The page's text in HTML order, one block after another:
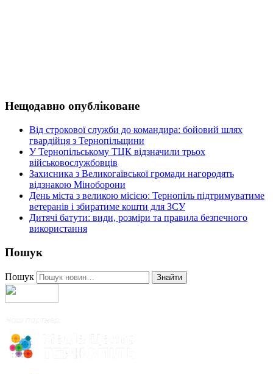
Нещодавно опубліковане
Від строкової служби до командира: бойовий шлях
гвардійця з Тернопільщини
У Тернопільському ТЦК відзначили трьох
військовослужбовців
Захисника з Великогаївської громади нагородять
відзнакою Міноборони
День міста з великою місією: Тернопіль підтримуватиме
ветеранів і збиратиме кошти для ЗСУ
Дитячі батути: види, розміри та правила безпечного
використання
Пошук
Пошук Знайти